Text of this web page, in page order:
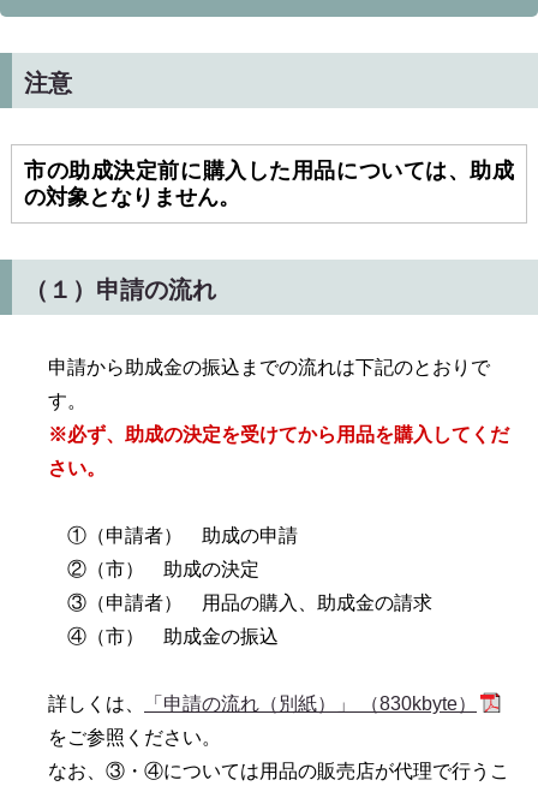
注意
市の助成決定前に購入した用品については、助成
の対象となりません。
（１）申請の流れ
申請から助成金の振込までの流れは下記のとおりで
す。
※必ず、助成の決定を受けてから用品を購入してくだ
さい。
①（申請者） 助成の申請
②（市） 助成の決定
③（申請者） 用品の購入、助成金の請求
④（市） 助成金の振込
詳しくは、
「申請の流れ（別紙）」 （830kbyte）
をご参照ください。
なお、③・④については用品の販売店が代理で行うこ